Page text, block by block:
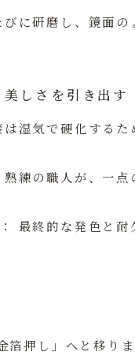
に研磨し、鏡面の
しさを引き出す
は湿気で硬化するた
熟練の職人が、一点
最終的な発色と耐
押し」へと移り